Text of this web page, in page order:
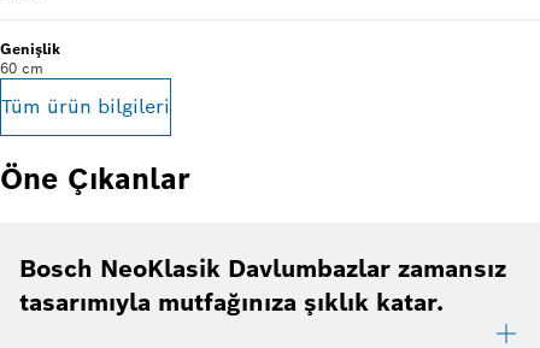
Genişlik
60 cm
Tüm ürün bilgileri
Öne Çıkanlar
Bosch NeoKlasik Davlumbazlar zamansız
tasarımıyla mutfağınıza şıklık katar.